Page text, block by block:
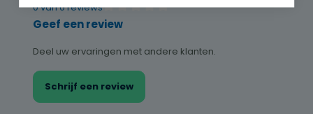
0 van 0 reviews
Gemiddelde waardering van 0 van 5 sterren
Geef een review
Deel uw ervaringen met andere klanten.
Schrijf een review